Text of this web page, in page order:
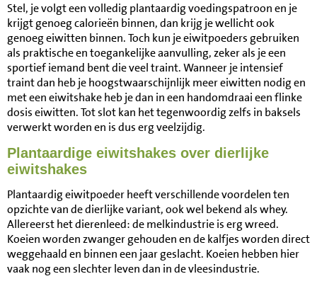
Stel, je volgt een volledig plantaardig voedingspatroon en je
krijgt genoeg calorieën binnen, dan krijg je wellicht ook
genoeg eiwitten binnen. Toch kun je eiwitpoeders gebruiken
als praktische en toegankelijke aanvulling, zeker als je een
sportief iemand bent die veel traint. Wanneer je intensief
traint dan heb je hoogstwaarschijnlijk meer eiwitten nodig en
met een eiwitshake heb je dan in een handomdraai een flinke
dosis eiwitten. Tot slot kan het tegenwoordig zelfs in baksels
verwerkt worden en is dus erg veelzijdig.
Plantaardige eiwitshakes over dierlijke
eiwitshakes
Plantaardig eiwitpoeder heeft verschillende voordelen ten
opzichte van de dierlijke variant, ook wel bekend als whey.
Allereerst het dierenleed: de melkindustrie is erg wreed.
Koeien worden zwanger gehouden en de kalfjes worden direct
weggehaald en binnen een jaar geslacht. Koeien hebben hier
vaak nog een slechter leven dan in de vleesindustrie.